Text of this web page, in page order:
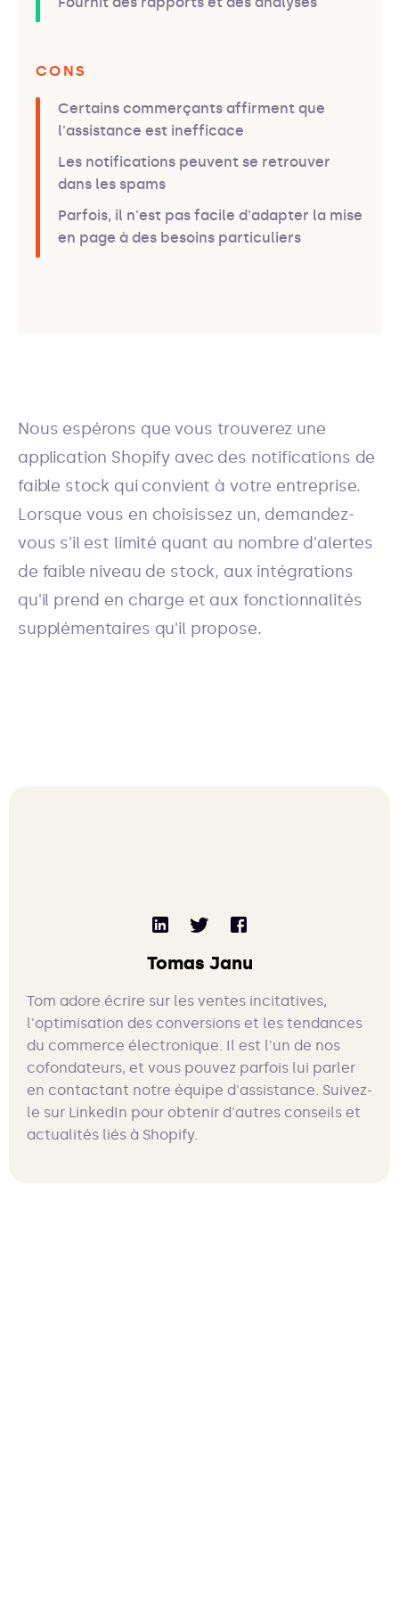
CONS
Certains commerçants affirment que
l'assistance est inefficace
Les notifications peuvent se retrouver
dans les spams
Parfois, il n'est pas facile d'adapter la mise
en page à des besoins particuliers
Nous espérons que vous trouverez une
application Shopify avec des notifications de
faible stock qui convient à votre entreprise.
Lorsque vous en choisissez un, demandez-
vous s'il est limité quant au nombre d'alertes
de faible niveau de stock, aux intégrations
qu'il prend en charge et aux fonctionnalités
supplémentaires qu'il propose.
Tomas Janu
Tom adore écrire sur les ventes incitatives,
l'optimisation des conversions et les tendances
du commerce électronique. Il est l'un de nos
cofondateurs, et vous pouvez parfois lui parler
en contactant notre équipe d'assistance. Suivez-
le sur LinkedIn pour obtenir d'autres conseils et
actualités liés à Shopify.